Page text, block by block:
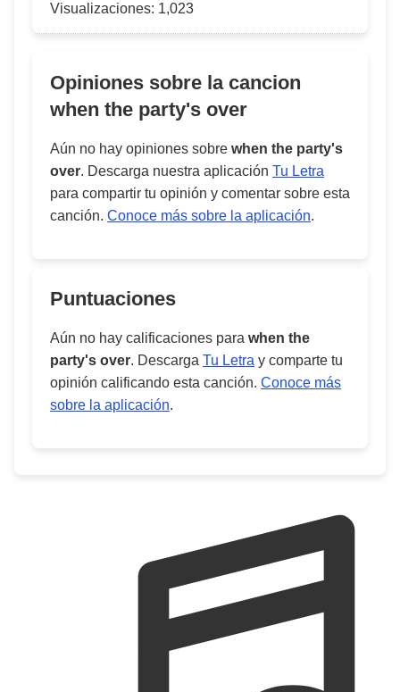
Visualizaciones: 1,023
Opiniones sobre la cancion
when the party's over
Aún no hay opiniones sobre when the party's
over. Descarga nuestra aplicación Tu Letra
para compartir tu opinión y comentar sobre esta
canción. Conoce más sobre la aplicación.
Puntuaciones
Aún no hay calificaciones para when the
party's over. Descarga Tu Letra y comparte tu
opinión calificando esta canción. Conoce más
sobre la aplicación.